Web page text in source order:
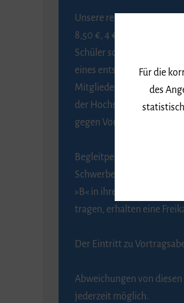
Unsere regulären
8,50 €, 4 € ermäßigt für
Schüler sowie Studierende
eines entsprechenden
Mitglieder der
der Hochschule für Musik
gegen Vorlage des
Begleitpersonen von
Schwerbehinderung, die
»B« in ihrem
tragen, erhalten eine
Der Eintritt zu
Abweichungen von diesen
jederzeit möglich.
Für die
des